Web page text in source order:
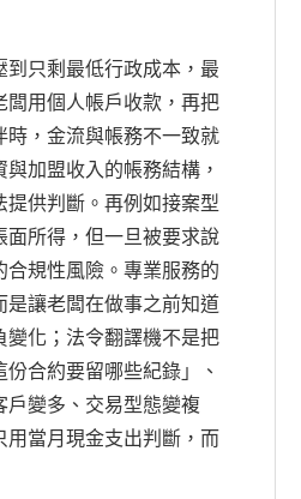
只剩最低行政成本，最
用個人帳戶收款，再把
，金流與帳務不一致就
加盟收入的帳務結構，
供判斷。再例如接案型
所得，但一旦被要求說
規性風險。專業服務的
讓老闆在做事之前知道
化；法令翻譯機不是把
合約要留哪些紀錄」、
戶變多、交易型態變複
當月現金支出判斷，而